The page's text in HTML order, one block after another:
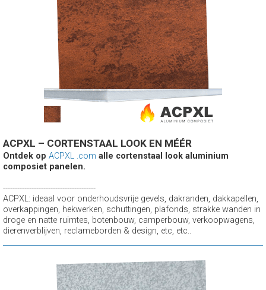
ACPXL – CORTENSTAAL LOOK EN MÉÉR
Ontdek op ACPXL .com alle cortenstaal look aluminium
composiet panelen.
---------------------------------------
ACPXL: ideaal voor onderhoudsvrije gevels, dakranden, dakkapellen,
overkappingen, hekwerken, schuttingen, plafonds, strakke wanden in
droge en natte ruimtes, botenbouw, camperbouw, verkoopwagens,
dierenverblijven, reclameborden & design, etc, etc..